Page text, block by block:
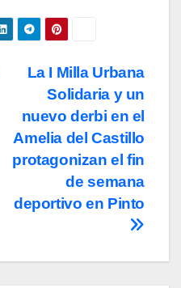
La I Milla Urbana
Solidaria y un
nuevo derbi en el
Amelia del Castillo
protagonizan el fin
de semana
deportivo en Pinto